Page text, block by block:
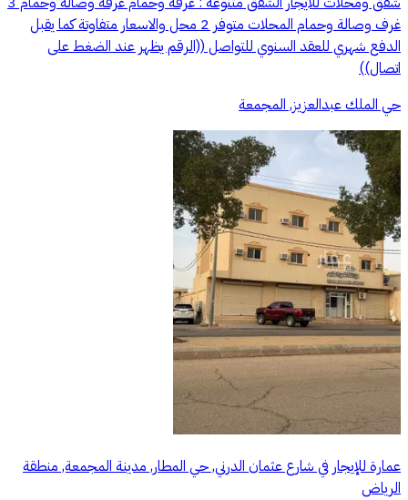
غرف وصالة وحمام المحلات متوفر 2 محل والاسعار متفاوتة كما يقبل
الدفع شهري للعقد السنوي للتواصل ((الرقم يظهر عند الضغط على
اتصال))
حي الملك عبدالعزيز, المجمعة
عمارة للإيجار في شارع عثمان الدرني, حي المطار, مدينة المجمعة, منطقة
الرياض